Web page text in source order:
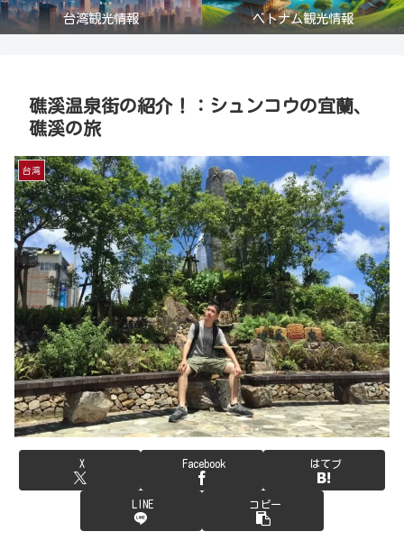
台湾観光情報 ベトナム観光情報
礁溪温泉街の紹介！：シュンコウの宜蘭、
礁溪の旅
台湾
X Facebook はてブ
LINE コピー